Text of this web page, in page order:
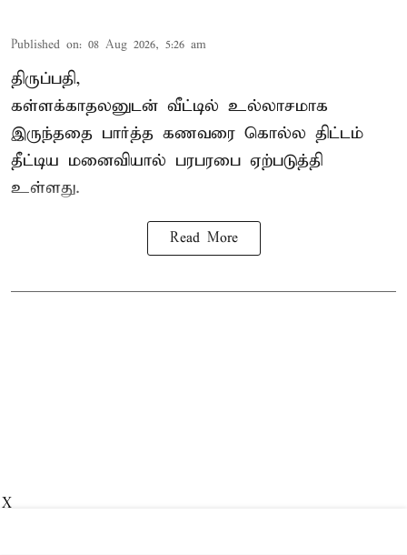
Published on: 08 Aug 2026, 5:26 am
திருப்பதி,
கள்ளக்காதலனுடன் வீட்டில் உல்லாசமாக
இருந்ததை பார்த்த கணவரை கொல்ல திட்டம்
தீட்டிய மனைவியால் பரபரபை ஏற்படுத்தி
உள்ளது.
Read More
X